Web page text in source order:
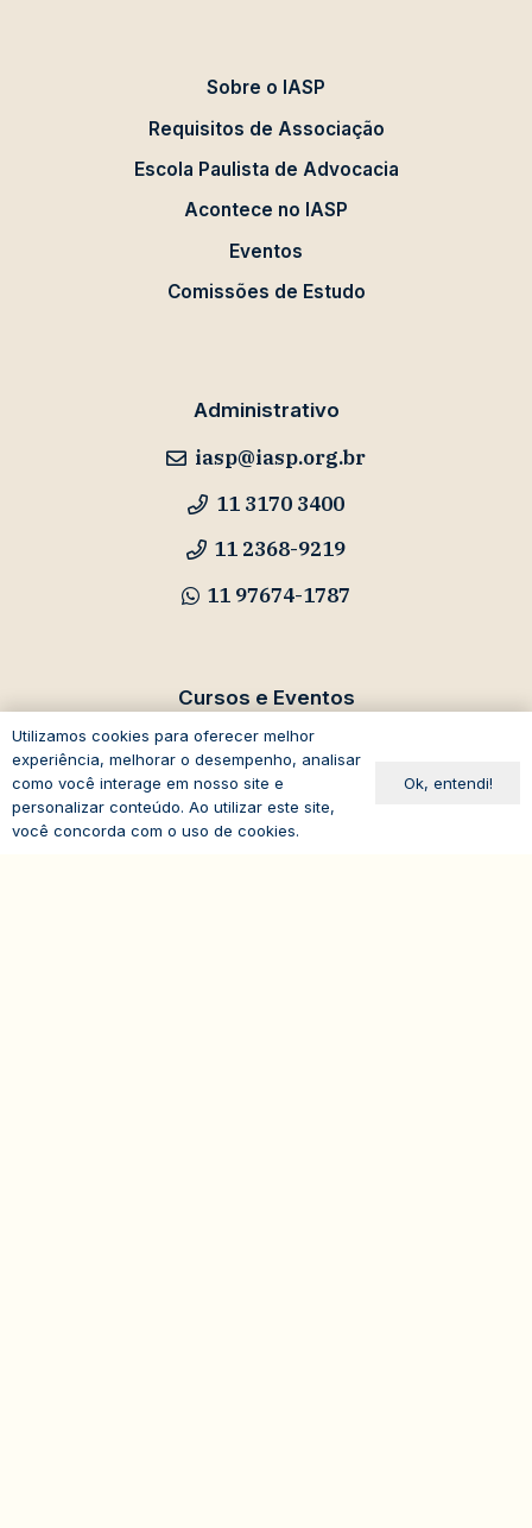
Sobre o IASP
Requisitos de Associação
Escola Paulista de Advocacia
Acontece no IASP
Eventos
Comissões de Estudo
Administrativo
iasp@iasp.org.br
11 3170 3400
11 2368-9219
11 97674-1787
Cursos e Eventos
eventos@iasp.org.br
11 94047-5796
Utilizamos cookies para oferecer melhor
experiência, melhorar o desempenho, analisar
como você interage em nosso site e
personalizar conteúdo. Ao utilizar este site,
você concorda com o uso de cookies.
Ok, entendi!